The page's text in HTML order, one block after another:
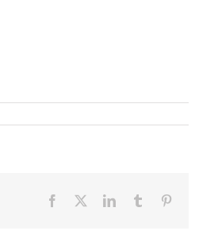
Facebook LinkedInTumblr